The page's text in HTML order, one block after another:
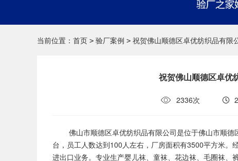
当前位置： 首页 > 验厂案例 > 祝贺佛山顺德区卓优纺织品有限
祝贺佛山顺德区卓优
2336次
佛山市顺德区卓优纺织品有限公司是位于佛山市顺德
台，员工人数达到100人左右，厂房面积有3500平方米。
进出口业务。专业生产婴儿袜、童袜、花边袜、毛圈袜、